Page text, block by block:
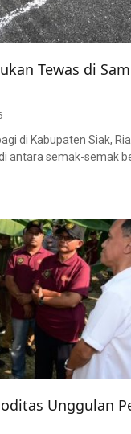
Tewas di
di Kabupaten Siak,
antara semak-semak
Unggulan